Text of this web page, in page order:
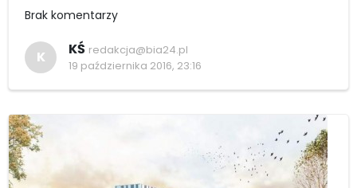
Brak komentarzy
K KŚ redakcja@bia24.pl
19 października 2016, 23:16